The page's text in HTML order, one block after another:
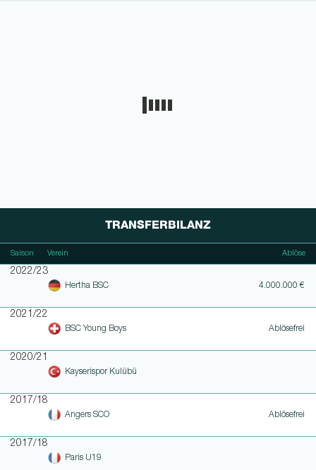
TRANSFERBILANZ
Saison Verein Ablöse
2022/23
Hertha BSC 4.000.000 €
2021/22
BSC Young Boys Ablösefrei
2020/21
Kayserispor Kulübü
2017/18
Angers SCO Ablösefrei
2017/18
Paris U19